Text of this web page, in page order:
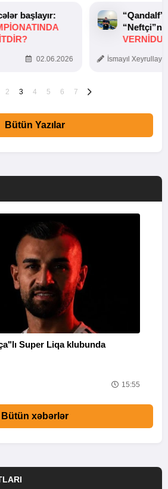
başlayır:
02.06.2026 İsmayıl
2 3 4 5 6 7
Bütün Yazılar
Super Liqa klubunda
15:55
Bütün xəbərlər